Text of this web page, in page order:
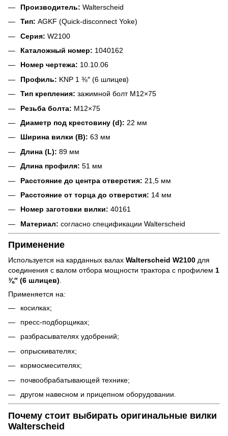
Производитель: Walterscheid
Тип: AGKF (Quick-disconnect Yoke)
Серия: W2100
Каталожный номер: 1040162
Номер чертежа: 10.10.06
Профиль: KNP 1 ⅜″ (6 шлицев)
Тип крепления: зажимной болт M12×75
Резьба болта: M12×75
Диаметр под крестовину (d): 22 мм
Ширина вилки (B): 63 мм
Длина (L): 89 мм
Длина профиля: 51 мм
Расстояние до центра отверстия: 21,5 мм
Расстояние от торца до отверстия: 14 мм
Номер заготовки вилки: 40161
Материал: согласно спецификации Walterscheid
Применение
Используется на карданных валах Walterscheid W2100 для
соединения с валом отбора мощности трактора с профилем 1
⅜″ (6 шлицев)
Применяется на:
косилках;
пресс-подборщиках;
разбрасывателях удобрений;
опрыскивателях;
кормосмесителях;
почвообрабатывающей технике;
другом навесном и прицепном оборудовании.
Почему стоит выбирать оригинальные вилки
Walterscheid